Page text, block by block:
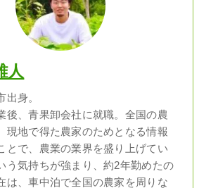
出身。
後、青果卸会社に就職。全国の農
現地で得た農家のためとなる情報
とで、農業の業界を盛り上げてい
う気持ちが強まり、約2年勤めたの
は、車中泊で全国の農家を周りな